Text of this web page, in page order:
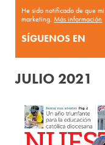
He sido notificado de que
marketing.Más información
SÍGUENOS EN
JULIO 2021